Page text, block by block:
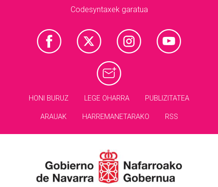
Codesyntaxek garatua
HONI BURUZ LEGE OHARRA PUBLIZITATEA
ARAUAK HARREMANETARAKO RSS